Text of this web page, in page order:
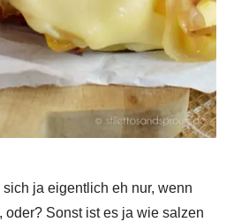
ja eigentlich eh nur, wenn
oder? Sonst ist es ja wie salzen